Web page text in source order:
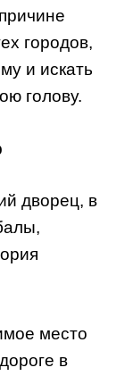
городов,
и искать
голову.
дворец, в
место
в